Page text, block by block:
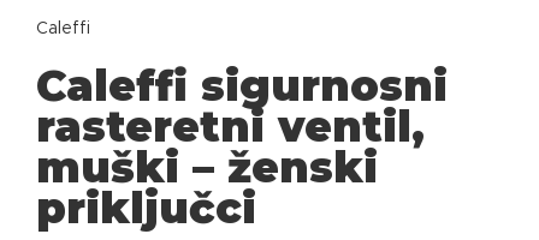
Caleffi
Caleffi sigurnosni
rasteretni ventil,
muški – ženski
priključci